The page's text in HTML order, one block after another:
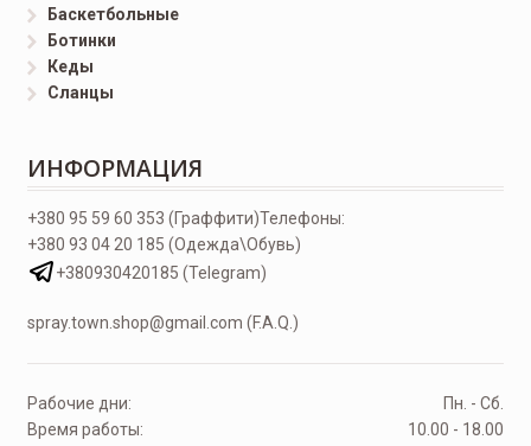
Баскетбольные
Ботинки
Кеды
Сланцы
ИНФОРМАЦИЯ
Телефоны:
+380 95 59 60 353 (Граффити)
+380 93 04 20 185 (Одежда\Обувь)
+380930420185 (Telegram)
spray.town.shop@gmail.com (F.A.Q.)
Рабочие дни:
Пн. - Сб.
Время работы:
10.00 - 18.00